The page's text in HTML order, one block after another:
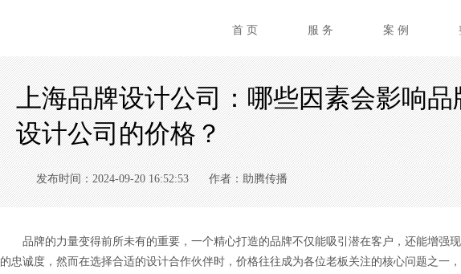
首 页 服 务 案 例
上海品牌设计公司：哪些因素会影响品
设计公司的价格？
发布时间：2024-09-20 16:52:53 作者：助腾传播
品牌的力量变得前所未有的重要，一个精心打造的品牌不仅能吸引潜在客户，还能增强
的忠诚度，然而在选择合适的设计合作伙伴时，价格往往成为各位老板关注的核心问题之一，